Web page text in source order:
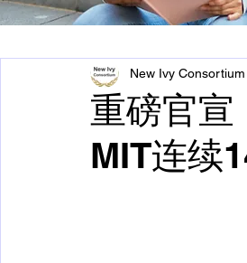
重磅官宣
MIT连续
New Ivy